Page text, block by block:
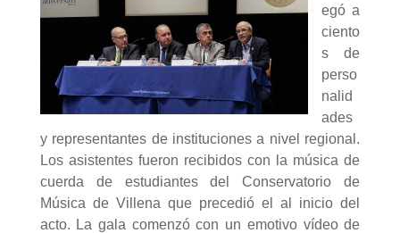
egó a
ciento
s de
perso
nalid
ades
y representantes de instituciones a nivel regional.
Los asistentes fueron recibidos con la música de
cuerda de estudiantes del Conservatorio de
Música de Villena que precedió el al inicio del
acto. La gala comenzó con un emotivo vídeo de